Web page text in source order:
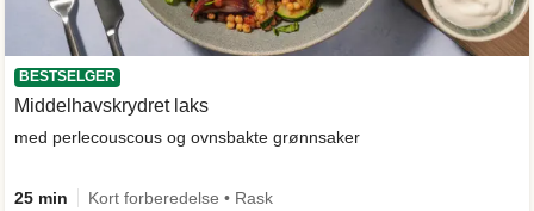
BESTSELGER
Middelhavskrydret laks
med perlecouscous og ovnsbakte grønnsaker
25 min Kort forberedelse • Rask